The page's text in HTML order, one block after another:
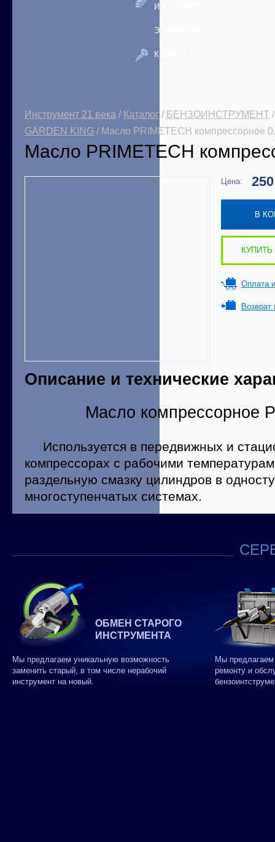
ИНСТРУМЕНТ
ЭЛЕКТРИКА
КРЕПЕЖ
Инструмент 21 века / Каталог / БЕНЗОИНСТРУМЕНТ
GARDEN KING / Масло PRIMETECH компрессорное
Масло PRIMETECH
Цена:
В
КУПИТЬ
Оплата
Возврат
Описание и технические
Масло компрессорное
Используется в передвижных и
компрессорах с рабочими
раздельную смазку цилиндров в
многоступенчатых системах.
ОБМЕН СТАРОГО
ИНСТРУМЕНТА
Мы предлагаем уникальную возможность
заменить старый, в том числе нерабочий
инструмент на новый.
Мы
ремонту и